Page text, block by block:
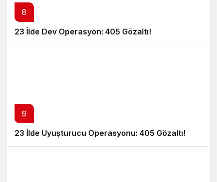
8
23 İlde Dev Operasyon: 405 Gözaltı!
9
23 İlde Uyuşturucu Operasyonu: 405 Gözaltı!